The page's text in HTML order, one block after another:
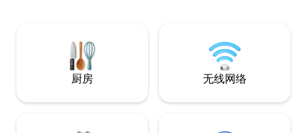
支付现金）： •⁠ ⁠清洁费：55欧元 • 城市税：
前 4 晚每人每晚 3.50 欧元。
厨房 无线网络